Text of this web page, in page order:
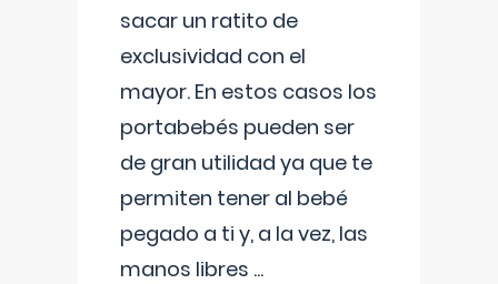
sacar un ratito de
exclusividad con el
mayor. En estos casos los
portabebés pueden ser
de gran utilidad ya que te
permiten tener al bebé
pegado a ti y, a la vez, las
manos libres ...